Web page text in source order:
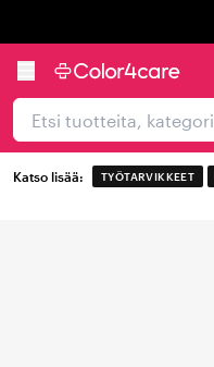
Katso lisää: TYÖTARVIKKEET